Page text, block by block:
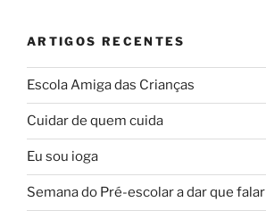
ARTIGOS RECENTES
Escola Amiga das Crianças
Cuidar de quem cuida
Eu sou ioga
Semana do Pré-escolar a dar que falar